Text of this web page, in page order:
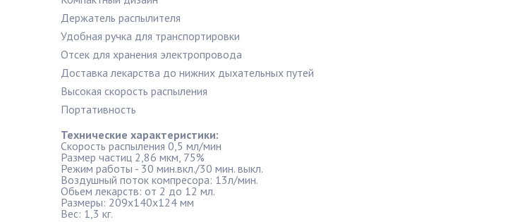
Держатель распылителя
Удобная ручка для транспортировки
Отсек для хранения электропровода
Доставка лекарства до нижних дыхательных путей
Высокая скорость распыления
Портативность
Технические характеристики:
Скорость распыления 0,5 мл/мин
Размер частиц 2,86 мкм, 75%
Режим работы - 30 мин.вкл./30 мин. выкл.
Воздушный поток компресора: 13л/мин.
Обьем лекарств: от 2 до 12 мл.
Размеры: 209х140х124 мм
Вес: 1,3 кг.